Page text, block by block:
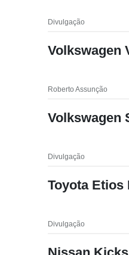
Divulgação
Volkswagen
Roberto Assunção
Volkswagen
Divulgação
Toyota Etios
Divulgação